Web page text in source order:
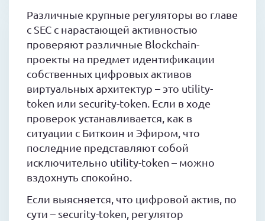
Различные крупные регуляторы во главе
с SEC с нарастающей активностью
проверяют различные Blockchain-
проекты на предмет идентификации
собственных цифровых активов
виртуальных архитектур – это utility-
token или security-token. Если в ходе
проверок устанавливается, как в
ситуации с Биткоин и Эфиром, что
последние представляют собой
исключительно utility-token – можно
вздохнуть спокойно.
Если выясняется, что цифровой актив, по
сути – security-token, регулятор